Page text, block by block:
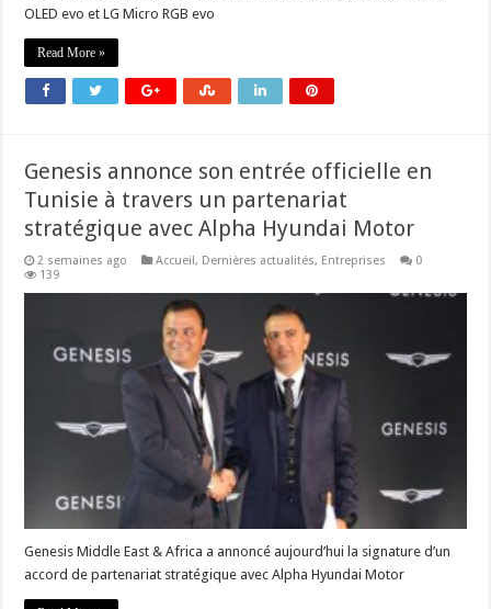
OLED evo et LG Micro RGB evo
Read More »
Genesis annonce son entrée officielle en
Tunisie à travers un partenariat
stratégique avec Alpha Hyundai Motor
2 semaines ago Accueil, Dernières actualités, Entreprises
0
139
Genesis Middle East & Africa a annoncé aujourd’hui la signature d’un
accord de partenariat stratégique avec Alpha Hyundai Motor